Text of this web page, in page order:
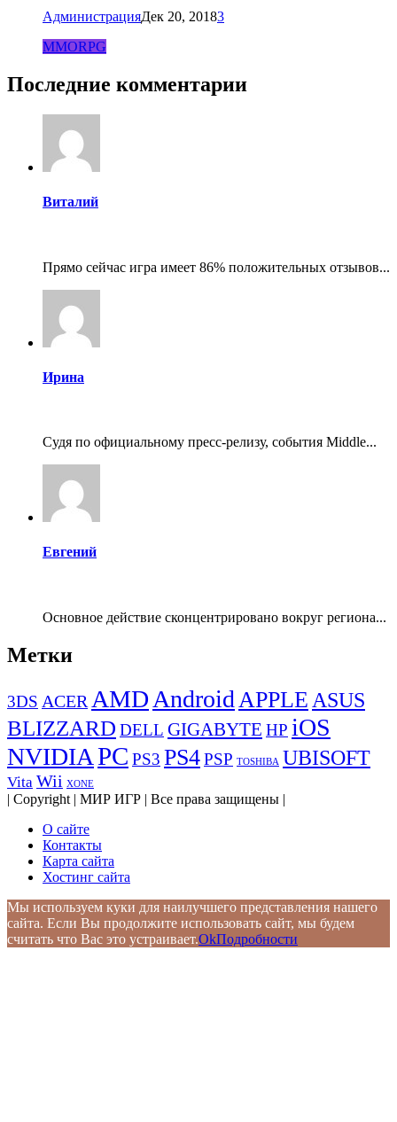
АдминистрацияДек 20, 20183
MMORPG
Последние комментарии
Виталий
Прямо сейчас игра имеет 86% положительных отзывов...
Ирина
Судя по официальному пресс-релизу, события Middle...
Евгений
Основное действие сконцентрировано вокруг региона...
Метки
3DS ACER AMD Android APPLE ASUS
BLIZZARD DELL GIGABYTE HP iOS
NVIDIAPC PS3 PS4PSP TOSHIBA UBISOFT
Vita Wii XONE
| Copyright | МИР ИГР | Все права защищены |
О сайте
Контакты
Карта сайта
Хостинг сайта
Мы используем куки для наилучшего представления нашего
сайта. Если Вы продолжите использовать сайт, мы будем
считать что Вас это устраивает.OkПодробности